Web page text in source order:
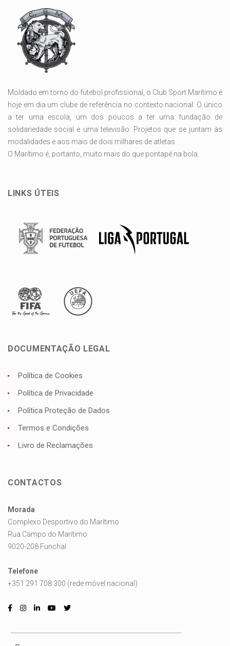
Moldado em torno do futebol profissional, o Club Sport Marítimo é
hoje em dia um clube de referência no contexto nacional. O único
a ter uma escola, um dos poucos a ter uma fundação de
solidariedade social e uma televisão. Projetos que se juntam às
modalidades e aos mais de dois milhares de atletas.
O Marítimo é, portanto, muito mais do que pontapé na bola.
LINKS ÚTEIS
DOCUMENTAÇÃO LEGAL
Política de Cookies
Política de Privacidade
Política Proteção de Dados
Termos e Condições
Livro de Reclamações
CONTACTOS
Morada
Complexo Desportivo do Marítimo
Rua Campo do Marítimo
9020-208 Funchal
Telefone
+351 291 708 300 (rede móvel nacional)